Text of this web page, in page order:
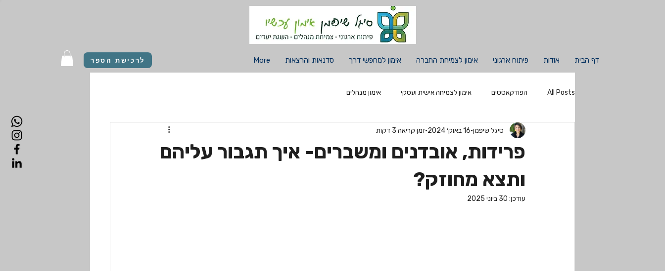
לרכישת הספר דף הבית אודות פיתוח ארגוני אימון לצמיחת החברה אימון למחפשי דרך סדנאות והרצאות More
All Posts הפודקאסטים אימון לצמיחה אישית ועסקי אימון מנהלים
פרידות, אובדנים ומשברים- איך תגבור עליהם
ותצא מחוזק?
סיגל שיפמן 16 באוק׳ 2024 זמן קריאה 3 דקות
עודכן: 30 ביוני 2025